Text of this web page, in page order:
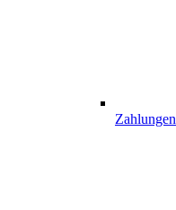
Zahlungen